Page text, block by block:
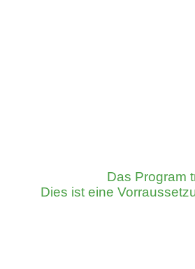
Das Program
Dies ist eine